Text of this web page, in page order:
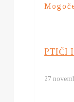
PTIČI
27